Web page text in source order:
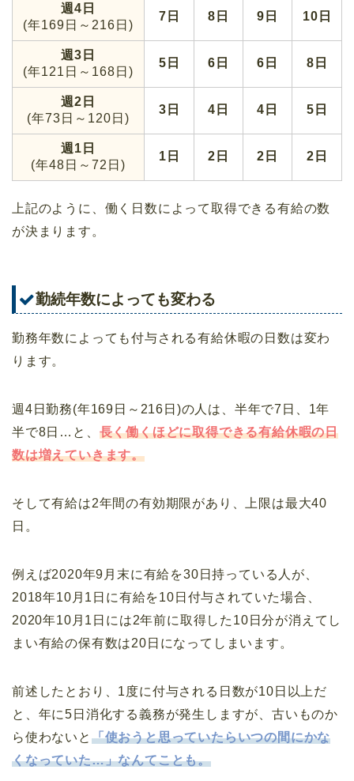
週4日
(年169日～216日)
7日 8日 9日 10日
週3日
(年121日～168日)
5日 6日 6日 8日
週2日
(年73日～120日)
3日 4日 4日 5日
週1日
(年48日～72日)
1日 2日 2日 2日
上記のように、働く日数によって取得できる有給の数
が決まります。
勤続年数によっても変わる
勤務年数によっても付与される有給休暇の日数は変わ
ります。
週4日勤務(年169日～216日)の人は、半年で7日、1年
半で8日…と、 長く働くほどに取得できる有給休暇の日
数は増えていきます。
そして有給は2年間の有効期限があり、上限は最大40
日。
例えば2020年9月末に有給を30日持っている人が、
2018年10月1日に有給を10日付与されていた場合、
2020年10月1日には2年前に取得した10日分が消えてし
まい有給の保有数は20日になってしまいます。
前述したとおり、1度に付与される日数が10日以上だ
と、年に5日消化する義務が発生しますが、古いものか
ら使わないと 「使おうと思っていたらいつの間にかな
くなっていた…」なんてことも。